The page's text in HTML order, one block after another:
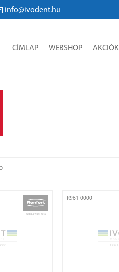
info@ivodent.hu
CÍMLAP WEBSHOP AKCIÓK
R961-0000